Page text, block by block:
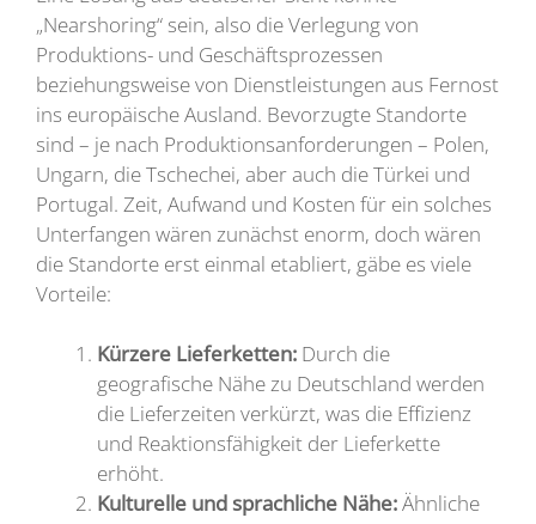
„Nearshoring“ sein, also die Verlegung von
Produktions- und Geschäftsprozessen
beziehungsweise von Dienstleistungen aus Fernost
ins europäische Ausland. Bevorzugte Standorte
sind – je nach Produktionsanforderungen – Polen,
Ungarn, die Tschechei, aber auch die Türkei und
Portugal. Zeit, Aufwand und Kosten für ein solches
Unterfangen wären zunächst enorm, doch wären
die Standorte erst einmal etabliert, gäbe es viele
Vorteile:
Kürzere Lieferketten: Durch die
geografische Nähe zu Deutschland werden
die Lieferzeiten verkürzt, was die Effizienz
und Reaktionsfähigkeit der Lieferkette
erhöht.
Kulturelle und sprachliche Nähe:Ähnliche